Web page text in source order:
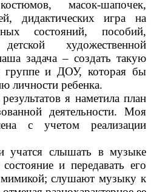
масок-шапочек,
дидактических игра на
состояний, пособий,
художественной
задача – создать такую
группе и ДОУ, которая бы
личности ребенка.
я наметила план
деятельности. Моя
с учетом реализации
учатся слышать в музыке
и передавать его
слушают музыку к